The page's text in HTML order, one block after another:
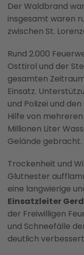
Der Waldbrand
insgesamt waren
zwischen St.
Rund 2.000
Osttirol und der
gesamten
Einsatz.
und Polizei und
Hilfe von
Millionen Liter
Gelände gebracht.
Trockenheit und
Glutnester
eine langwierige
Einsatzleiter
der Freiwilligen
und Schneefälle
deutlich